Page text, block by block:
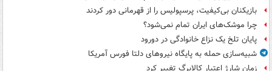
بازیکنان بی‌کیفیت، پرسپولیس را از قهرمانی دور کردند
چرا موشک‌های ایران تمام نمی‌شود؟
پایان تلخ یک نزاع خانوادگی در دورود
شبیه‌سازی حمله به پایگاه نیروهای دلتا فورس آمریکا
زمان شارژ اعتبار کالابرگ تغییر کرد